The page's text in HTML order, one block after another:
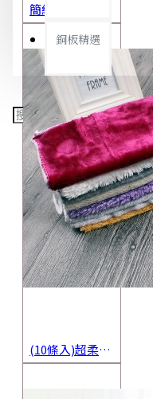
銅板精選
(10條入)超柔軟抹布 不沾油洗碗巾 多用途擦拭布